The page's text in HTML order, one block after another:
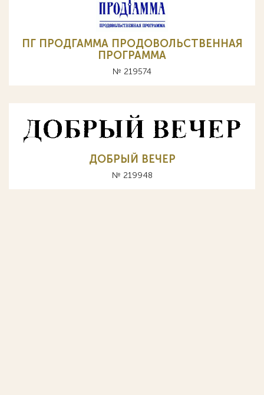
ПГ ПРОДГАММА ПРОДОВОЛЬСТВЕННАЯ
ПРОГРАММА
№ 219574
ДОБРЫЙ ВЕЧЕР
№ 219948